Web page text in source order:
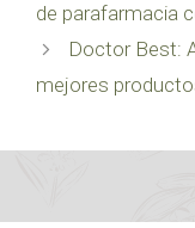
de parafarmacia
Doctor Best:
mejores